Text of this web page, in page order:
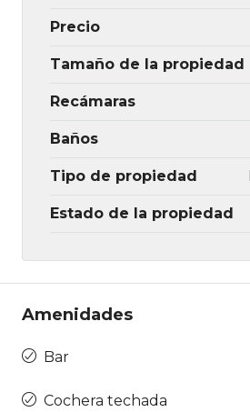
Precio
Tamaño de la propiedad
Recámaras
Baños
Tipo de propiedad
Estado de la propiedad
Amenidades
Bar
Cochera techada